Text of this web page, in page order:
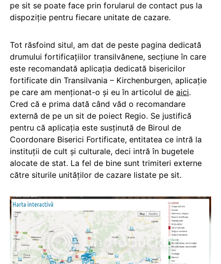
pe sit se poate face prin forularul de contact pus la
dispoziție pentru fiecare unitate de cazare.
Tot răsfoind situl, am dat de peste pagina dedicată
drumului fortificațiilor transilvănene, secțiune în care
este recomandată aplicația dedicată bisericilor
fortificate din Transilvania – Kirchenburgen, aplicație
pe care am menționat-o și eu în articolul de aici.
Cred că e prima dată când văd o recomandare
externă de pe un sit de poiect Regio. Se justifică
pentru că aplicația este susținută de Biroul de
Coordonare Biserici Fortificate, entitatea ce intră la
instituții de cult și culturale, deci intră în bugetele
alocate de stat. La fel de bine sunt trimiteri externe
către siturile unităților de cazare listate pe sit.